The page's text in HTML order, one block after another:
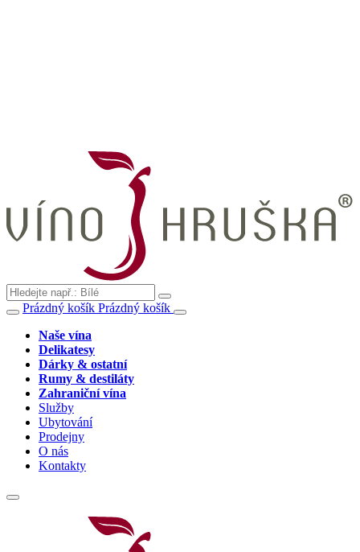
Prázdný košík Prázdný košík
Naše vína
Delikatesy
Dárky & ostatní
Rumy & destiláty
Zahraniční vína
Služby
Ubytování
Prodejny
O nás
Kontakty